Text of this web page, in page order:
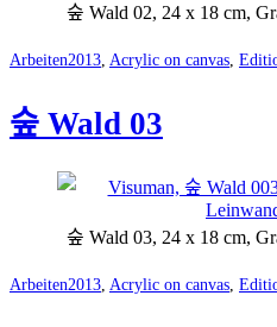
숲 Wald 02, 24 x 18 cm,
Categorized
as
ArbeitenTagged
2013 Acrylic on canvas
숲 Wald 03
숲 Wald 03, 24 x 18 cm,
Categorized
as
ArbeitenTagged
2013 Acrylic on canvas